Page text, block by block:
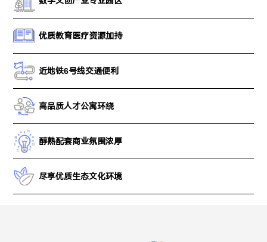
优质教育医疗资源加持
近地铁6号线交通便利
高品质人才公寓环绕
醇熟配套商业氛围浓厚
尽享优质生态文化环境